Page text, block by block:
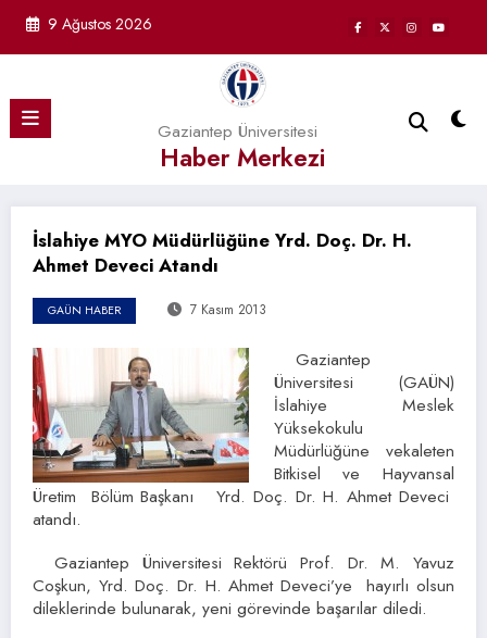
9 Ağustos 2026
Gaziantep Üniversitesi
Haber Merkezi
İslahiye MYO Müdürlüğüne Yrd. Doç. Dr. H.
Ahmet Deveci Atandı
GAÜN HABER 7 Kasım 2013
Gaziantep
Üniversitesi (GAÜN)
İslahiye Meslek
Yüksekokulu
Müdürlüğüne vekaleten
Bitkisel ve Hayvansal
Üretim Bölüm Başkanı Yrd. Doç. Dr. H. Ahmet Deveci
atandı.
Gaziantep Üniversitesi Rektörü Prof. Dr. M. Yavuz
Coşkun, Yrd. Doç. Dr. H. Ahmet Deveci’ye hayırlı olsun
dileklerinde bulunarak, yeni görevinde başarılar diledi.